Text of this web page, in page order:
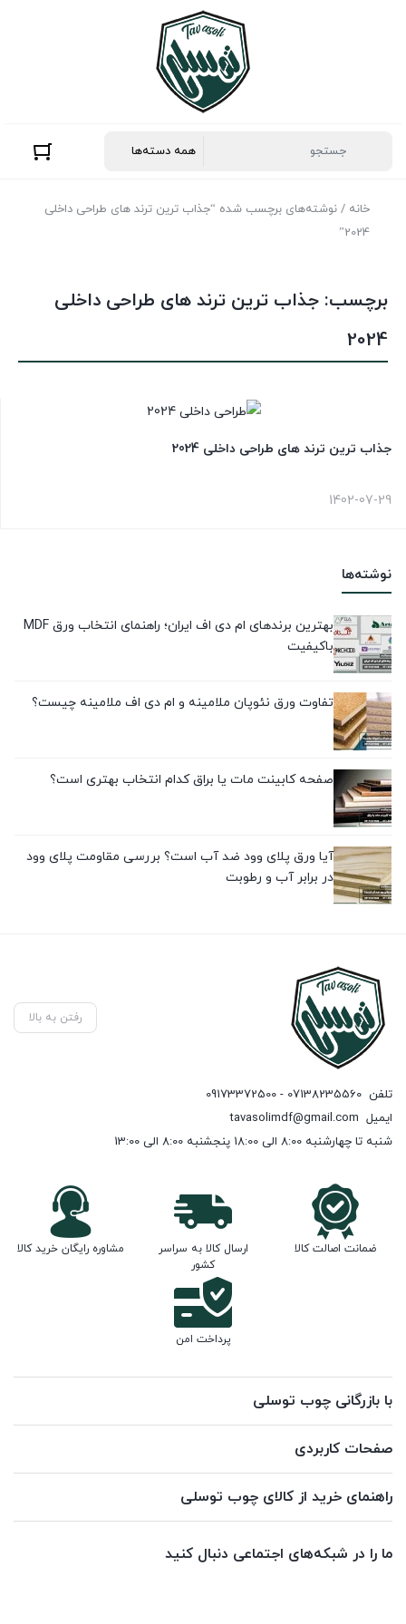
خانه / نوشته‌های برچسب شده “جذاب ترین ترند های طراحی داخلی
2024”
نوشته‌ها
بهترین برندهای ام دی اف ایران؛ راهنمای انتخاب ورق MDF
باکیفیت
تفاوت ورق نئوپان ملامینه و ام دی اف ملامینه چیست؟
صفحه کابینت مات یا براق کدام انتخاب بهتری است؟
آیا ورق پلای وود ضد آب است؟ بررسی مقاومت پلای وود
در برابر آب و رطوبت
برچسب: جذاب ترین ترند های طراحی داخلی
2024
جذاب ترین ترند های طراحی داخلی 2024
1402-07-29
رفتن به بالا
تلفن 07138235560 - 09173372500
ایمیل tavasolimdf@gmail.com
شنبه تا چهارشنبه 8:00 الی 18:00 پنجشنبه 8:00 الی 13:00
ضمانت اصالت کالا
ارسال کالا به سراسر
کشور
مشاوره رایگان خرید کالا
پرداخت امن
با بازرگانی چوب توسلی
صفحات کاربردی
راهنمای خرید از کالای چوب توسلی
ما را در شبکه‌های اجتماعی دنبال کنید